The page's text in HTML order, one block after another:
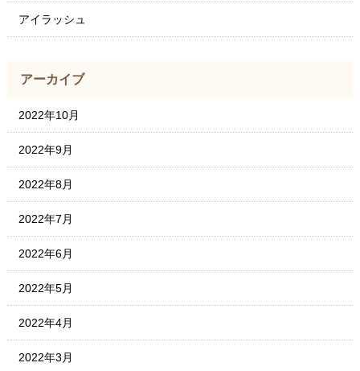
アイラッシュ
アーカイブ
2022年10月
2022年9月
2022年8月
2022年7月
2022年6月
2022年5月
2022年4月
2022年3月